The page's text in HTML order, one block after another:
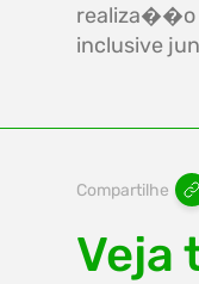
realiza��o
inclusive
Compartilhe
Veja